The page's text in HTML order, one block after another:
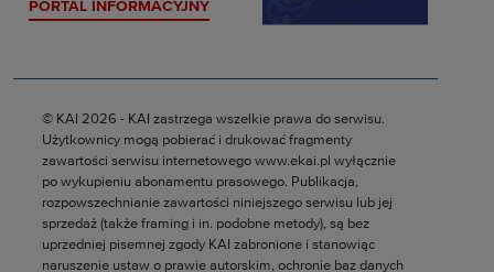
PORTAL INFORMACYJNY
© KAI 2026 - KAI zastrzega wszelkie prawa do serwisu.
Użytkownicy mogą pobierać i drukować fragmenty
zawartości serwisu internetowego www.ekai.pl wyłącznie
po wykupieniu abonamentu prasowego. Publikacja,
rozpowszechnianie zawartości niniejszego serwisu lub jej
sprzedaż (także framing i in. podobne metody), są bez
uprzedniej pisemnej zgody KAI zabronione i stanowiąc
naruszenie ustaw o prawie autorskim, ochronie baz danych